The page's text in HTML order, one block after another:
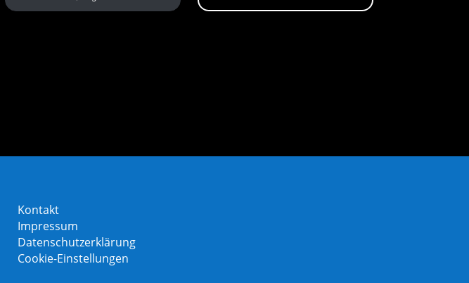
Kontakt
Impressum
Datenschutzerklärung
Cookie-Einstellungen